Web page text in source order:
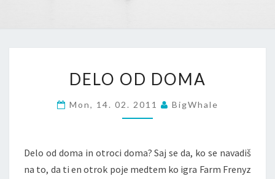
OD
DOMA
DELO OD DOMA
Mon, 14. 02. 2011 BigWhale
Delo od doma in otroci doma? Saj se da, ko se navadiš
na to, da ti en otrok poje medtem ko igra Farm Frenyz